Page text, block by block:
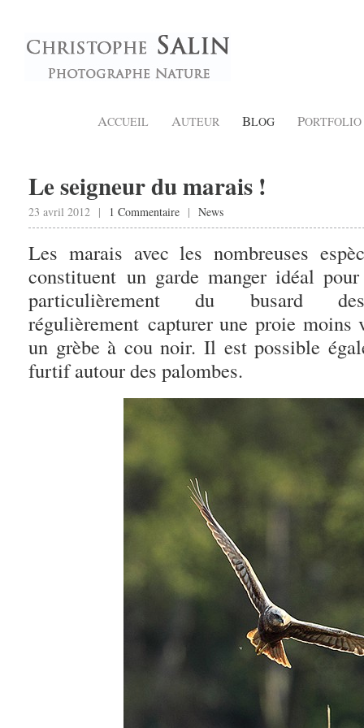
ACCUEIL AUTEUR BLOG PORTFOLIO
Le seigneur du marais !
23 avril 2012 | 1 Commentaire | News
Les marais avec les nombreuses
constituent un garde manger idéal
particulièrement du busard
régulièrement capturer une proie
un grèbe à cou noir. Il est possible
furtif autour des palombes.